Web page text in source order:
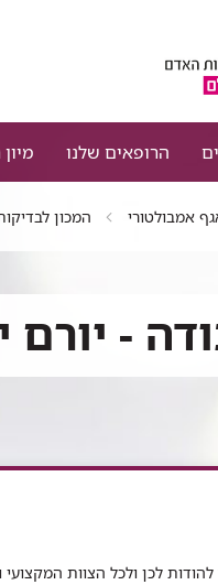
הרופאים שלנו
אמבולטורי המכון
- יורם
לכן ולכל הצוות